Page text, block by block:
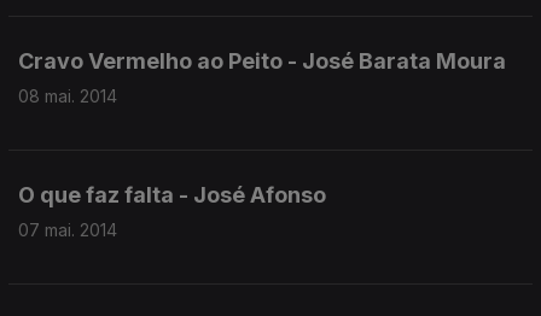
Cravo Vermelho ao Peito - José Barata Moura
08 mai. 2014
O que faz falta - José Afonso
07 mai. 2014